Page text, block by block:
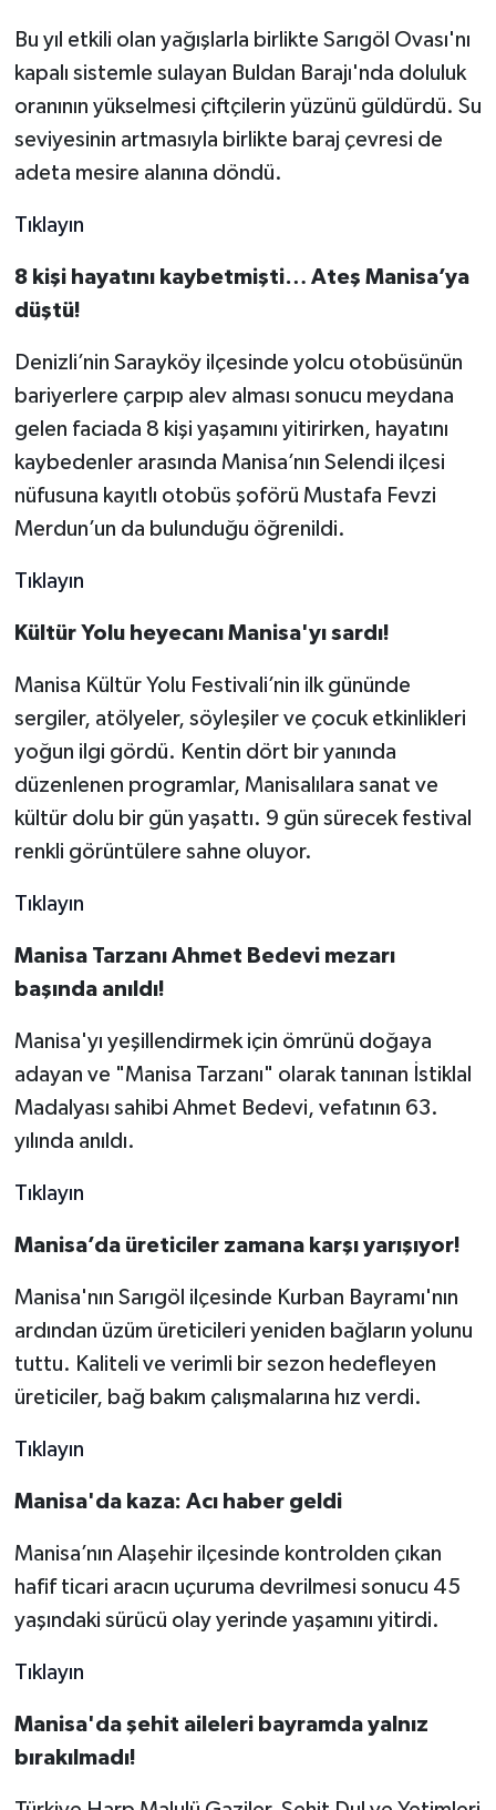
Bu yıl etkili olan yağışlarla birlikte Sarıgöl Ovası'nı
kapalı sistemle sulayan Buldan Barajı'nda doluluk
oranının yükselmesi çiftçilerin yüzünü güldürdü. Su
seviyesinin artmasıyla birlikte baraj çevresi de
adeta mesire alanına döndü.
Tıklayın
8 kişi hayatını kaybetmişti… Ateş Manisa’ya
düştü!
Denizli’nin Sarayköy ilçesinde yolcu otobüsünün
bariyerlere çarpıp alev alması sonucu meydana
gelen faciada 8 kişi yaşamını yitirirken, hayatını
kaybedenler arasında Manisa’nın Selendi ilçesi
nüfusuna kayıtlı otobüs şoförü Mustafa Fevzi
Merdun’un da bulunduğu öğrenildi.
Tıklayın
Kültür Yolu heyecanı Manisa'yı sardı!
Manisa Kültür Yolu Festivali’nin ilk gününde
sergiler, atölyeler, söyleşiler ve çocuk etkinlikleri
yoğun ilgi gördü. Kentin dört bir yanında
düzenlenen programlar, Manisalılara sanat ve
kültür dolu bir gün yaşattı. 9 gün sürecek festival
renkli görüntülere sahne oluyor.
Tıklayın
Manisa Tarzanı Ahmet Bedevi mezarı
başında anıldı!
Manisa'yı yeşillendirmek için ömrünü doğaya
adayan ve "Manisa Tarzanı" olarak tanınan İstiklal
Madalyası sahibi Ahmet Bedevi, vefatının 63.
yılında anıldı.
Tıklayın
Manisa’da üreticiler zamana karşı yarışıyor!
Manisa'nın Sarıgöl ilçesinde Kurban Bayramı'nın
ardından üzüm üreticileri yeniden bağların yolunu
tuttu. Kaliteli ve verimli bir sezon hedefleyen
üreticiler, bağ bakım çalışmalarına hız verdi.
Tıklayın
Manisa'da kaza: Acı haber geldi
Manisa’nın Alaşehir ilçesinde kontrolden çıkan
hafif ticari aracın uçuruma devrilmesi sonucu 45
yaşındaki sürücü olay yerinde yaşamını yitirdi.
Tıklayın
Manisa'da şehit aileleri bayramda yalnız
bırakılmadı!